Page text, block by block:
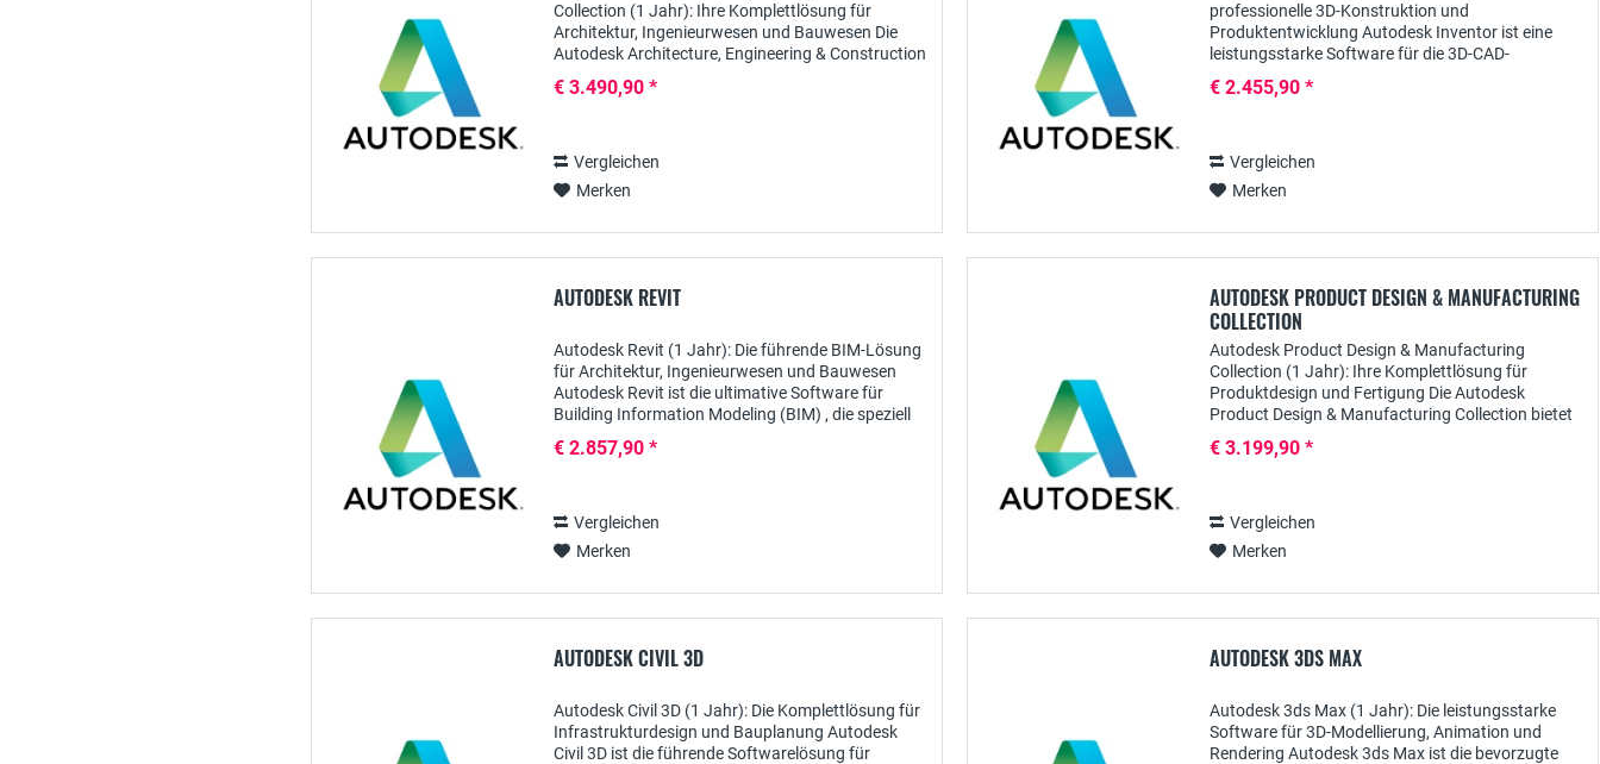
Collection (1 Jahr): Ihre Komplettlösung für
Architektur, Ingenieurwesen und Bauwesen Die
Autodesk Architecture, Engineering & Construction
€ 3.490,90 *
Vergleichen
Merken
professionelle 3D-Konstruktion und
Produktentwicklung Autodesk Inventor ist eine
leistungsstarke Software für die 3D-CAD-
und...
€ 2.455,90 *
Vergleichen
Merken
AUTODESK REVIT
Autodesk Revit (1 Jahr): Die führende BIM-Lösung
für Architektur, Ingenieurwesen und Bauwesen
Autodesk Revit ist die ultimative Software für
Building Information Modeling (BIM) , die speziell
€ 2.857,90 *
Vergleichen
Merken
AUTODESK PRODUCT DESIGN & MANUFACTURING
COLLECTION
Autodesk Product Design & Manufacturing
Collection (1 Jahr): Ihre Komplettlösung für
Produktdesign und Fertigung Die Autodesk
Product Design & Manufacturing Collection bietet
Softwarelösungen, die...
€ 3.199,90 *
Vergleichen
Merken
AUTODESK CIVIL 3D
Autodesk Civil 3D (1 Jahr): Die Komplettlösung für
Infrastrukturdesign und Bauplanung Autodesk
Civil 3D ist die führende Softwarelösung für
AUTODESK 3DS MAX
Autodesk 3ds Max (1 Jahr): Die leistungsstarke
Software für 3D-Modellierung, Animation und
Rendering Autodesk 3ds Max ist die bevorzugte